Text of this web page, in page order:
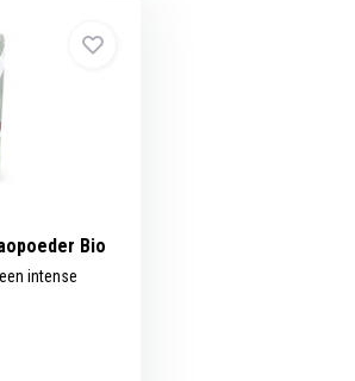
Bio
intense